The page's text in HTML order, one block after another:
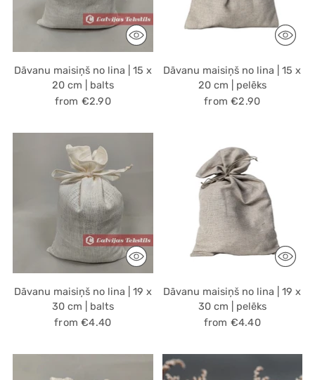
Dāvanu maisiņš no lina | 15 x
20 cm | balts
from €2.90
Dāvanu maisiņš no lina | 15 x
20 cm | pelēks
from €2.90
Dāvanu maisiņš no lina | 19 x
30 cm | balts
from €4.40
Dāvanu maisiņš no lina | 19 x
30 cm | pelēks
from €4.40